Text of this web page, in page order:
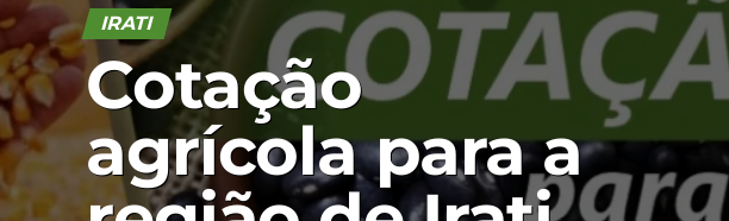
IRATI
Cotação
agrícola para a